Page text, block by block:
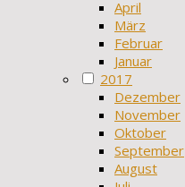
April
März
Februar
Januar
2017
Dezember
November
Oktober
September
August